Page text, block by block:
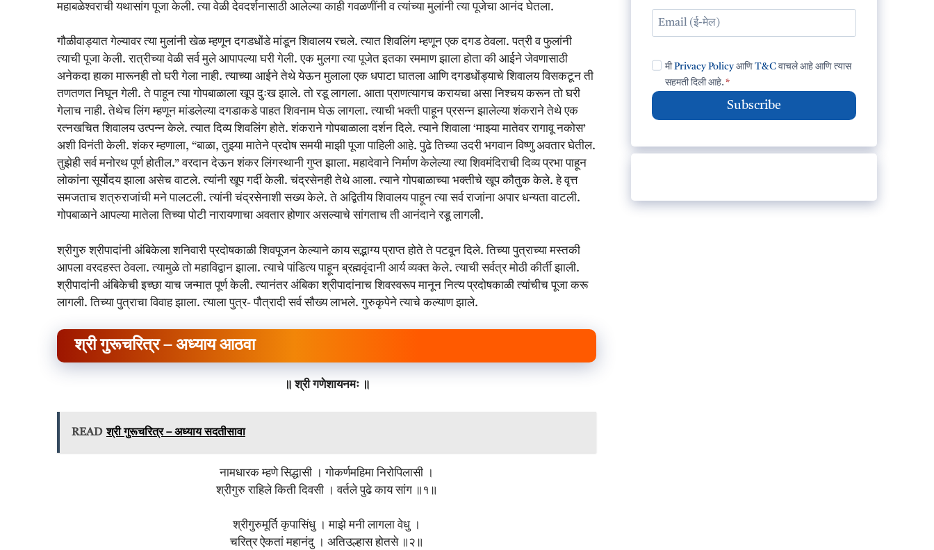
महाबळेश्वराची यथासांग पूजा केली. त्या वेळी देवदर्शनासाठी आलेल्या काही गवळणींनी व त्यांच्या मुलांनी त्या पूजेचा आनंद घेतला.
गौळीवाड्यात गेल्यावर त्या मुलांनी खेळ म्हणून दगडधोंडे मांडून शिवालय रचले. त्यात शिवलिंग म्हणून एक दगड ठेवला. पत्री व फुलांनी
त्याची पूजा केली. रात्रीच्या वेळी सर्व मुले आपापल्या घरी गेली. एक मुलगा त्या पूजेत इतका रममाण झाला होता की आईने जेवणासाठी
अनेकदा हाका मारूनही तो घरी गेला नाही. त्याच्या आईने तेथे येऊन मुलाला एक धपाटा घातला आणि दगडधोंड्याचे शिवालय विसकटून ती
तणतणत निघून गेली. ते पाहून त्या गोपबाळाला खूप दुःख झाले. तो रडू लागला. आता प्राणत्यागच करायचा असा निश्चय करून तो घरी
गेलाच नाही. तेथेच लिंग म्हणून मांडलेल्या दगडाकडे पाहत शिवनाम घेऊ लागला. त्याची भक्ती पाहून प्रसन्न झालेल्या शंकराने तेथे एक
रत्नखचित शिवालय उत्पन्न केले. त्यात दिव्य शिवलिंग होते. शंकराने गोपबाळाला दर्शन दिले. त्याने शिवाला ‘माझ्या मातेवर रागावू नकोस’
अशी विनंती केली. शंकर म्हणाला, “बाळा, तुझ्या मातेने प्रदोष समयी माझी पूजा पाहिली आहे. पुढे तिच्या उदरी भगवान विष्णु अवतार घेतील.
तुझेही सर्व मनोरथ पूर्ण होतील.” वरदान देऊन शंकर लिंगस्थानी गुप्त झाला. महादेवाने निर्माण केलेल्या त्या शिवमंदिराची दिव्य प्रभा पाहून
लोकांना सूर्योदय झाला असेच वाटले. त्यांनी खूप गर्दी केली. चंद्रसेनही तेथे आला. त्याने गोपबाळाच्या भक्तीचे खूप कौतुक केले. हे वृत्त
समजताच शत्रुराजांची मने पालटली. त्यांनी चंद्रसेनाशी सख्य केले. ते अद्वितीय शिवालय पाहून त्या सर्व राजांना अपार धन्यता वाटली.
गोपबाळाने आपल्या मातेला तिच्या पोटी नारायणाचा अवतार होणार असल्याचे सांगताच ती आनंदाने रडू लागली.
श्रीगुरु श्रीपादांनी अंबिकेला शनिवारी प्रदोषकाळी शिवपूजन केल्याने काय सद्भाग्य प्राप्त होते ते पटवून दिले. तिच्या पुत्राच्या मस्तकी
आपला वरदहस्त ठेवला. त्यामुळे तो महाविद्वान झाला. त्याचे पांडित्य पाहून ब्रह्मवृंदानी आर्य व्यक्त केले. त्याची सर्वत्र मोठी कीर्ती झाली.
श्रीपादांनी अंबिकेची इच्छा याच जन्मात पूर्ण केली. त्यानंतर अंबिका श्रीपादांनाच शिवस्वरूप मानून नित्य प्रदोषकाळी त्यांचीच पूजा करू
लागली. तिच्या पुत्राचा विवाह झाला. त्याला पुत्र- पौत्रादी सर्व सौख्य लाभले. गुरुकृपेने त्याचे कल्याण झाले.
श्री गुरूचरित्र – अध्याय आठवा
॥ श्री गणेशायनमः ॥
READ श्री गुरूचरित्र – अध्याय सदतीसावा
नामधारक म्हणे सिद्धासी । गोकर्णमहिमा निरोपिलासी ।
श्रीगुरु राहिले किती दिवसी । वर्तले पुढे काय सांग ॥१॥
श्रीगुरुमूर्ति कृपासिंधु । माझे मनी लागला वेधु ।
चरित्र ऐकतां महानंदु । अतिउल्हास होतसे ॥२॥
मीPrivacy PolicyआणिT&C वाचले आहे आणि त्यास
सहमती दिली आहे. *
Subscribe